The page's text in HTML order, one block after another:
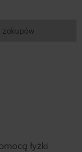
zakupów
łyżki